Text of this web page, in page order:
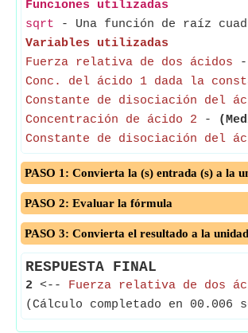
Funciones utilizadas
sqrt - Una función de raíz
Variables utilizadas
Fuerza relativa de dos ácidos -
Conc. del ácido 1 dada la
Constante de disociación del
Concentración de ácido 2 -
Constante de disociación del
PASO 1: Convierta la (s) entrada (s) a la
PASO 2: Evaluar la fórmula
PASO 3: Convierta el resultado a la
RESPUESTA FINAL
2 <-- Fuerza relativa de dos
(Cálculo completado en 00.006